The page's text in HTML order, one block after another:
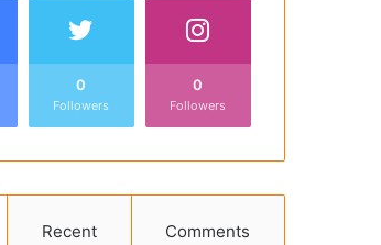
0
Followers
0
Followers
Recent Comments